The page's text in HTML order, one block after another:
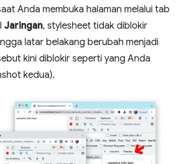
Anda membuka halaman melalui tab
Jaringan, stylesheet tidak diblokir
latar belakang berubah menjadi
kini diblokir seperti yang Anda
kedua).